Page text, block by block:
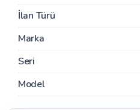
İlan Türü
Marka
Seri
Model